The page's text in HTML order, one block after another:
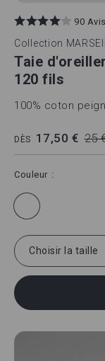
90 Avis
Collection
Taie
120 fils
100% coton
DÈS 17,50 € 25
Couleur
Choisir la taille